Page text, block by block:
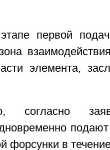
первой
элемента,
согласно
форсунки в